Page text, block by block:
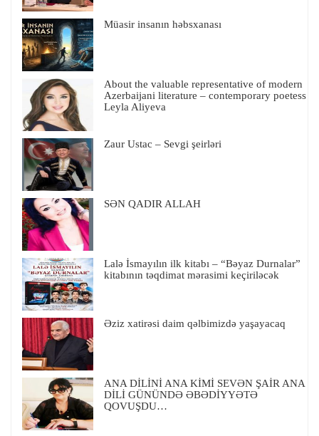
Müasir insanın həbsxanası
About the valuable representative of modern
Azerbaijani literature – contemporary poetess
Leyla Aliyeva
Zaur Ustac – Sevgi şeirləri
SƏN QADIR ALLAH
Lalə İsmayılın ilk kitabı – “Bəyaz Durnalar”
kitabının təqdimat mərasimi keçiriləcək
Əziz xatirəsi daim qəlbimizdə yaşayacaq
ANA DİLİNİ ANA KİMİ SEVƏN ŞAİR ANA
DİLİ GÜNÜNDƏ ƏBƏDİYYƏTƏ
QOVUŞDU…